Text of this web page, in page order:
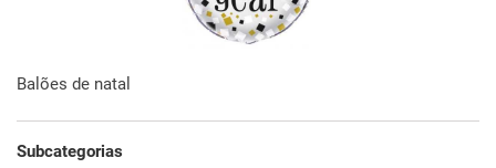
Balões de natal
Subcategorias